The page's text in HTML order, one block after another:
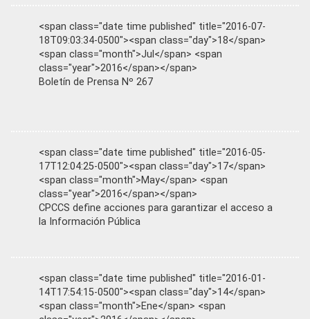
<span class="date time published" title="2016-07-
18T09:03:34-0500"><span class="day">18</span>
<span class="month">Jul</span> <span
class="year">2016</span></span>
Boletín de Prensa Nº 267
<span class="date time published" title="2016-05-
17T12:04:25-0500"><span class="day">17</span>
<span class="month">May</span> <span
class="year">2016</span></span>
CPCCS define acciones para garantizar el acceso a
la Información Pública
<span class="date time published" title="2016-01-
14T17:54:15-0500"><span class="day">14</span>
<span class="month">Ene</span> <span